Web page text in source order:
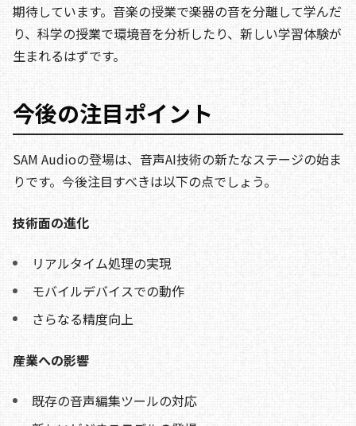
期待しています。音楽の授業で楽器の音を分離して学んだ
り、科学の授業で環境音を分析したり、新しい学習体験が
生まれるはずです。
今後の注目ポイント
SAM Audioの登場は、音声AI技術の新たなステージの始ま
りです。今後注目すべきは以下の点でしょう。
技術面の進化
リアルタイム処理の実現
モバイルデバイスでの動作
さらなる精度向上
産業への影響
既存の音声編集ツールの対応